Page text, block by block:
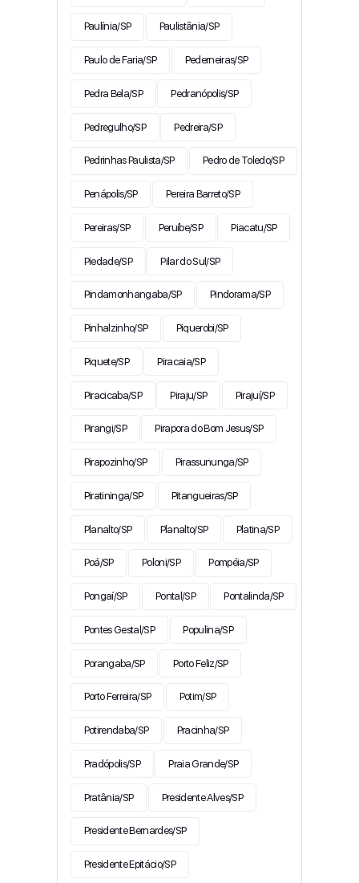
Paulínia/SP Paulistânia/SP
Paulo de Faria/SP Pederneiras/SP
Pedra Bela/SP Pedranópolis/SP
Pedregulho/SP Pedreira/SP
Pedrinhas Paulista/SP Pedro de Toledo/SP
Penápolis/SP Pereira Barreto/SP
Pereiras/SP Peruíbe/SP Piacatu/SP
Piedade/SP Pilar do Sul/SP
Pindamonhangaba/SP Pindorama/SP
Pinhalzinho/SP Piquerobi/SP
Piquete/SP Piracaia/SP
Piracicaba/SP Piraju/SP Pirajuí/SP
Pirangi/SP Pirapora do Bom Jesus/SP
Pirapozinho/SP Pirassununga/SP
Piratininga/SP Pitangueiras/SP
Planalto/SP Planalto/SP Platina/SP
Poá/SP Poloni/SP Pompéia/SP
Pongaí/SP Pontal/SP Pontalinda/SP
Pontes Gestal/SP Populina/SP
Porangaba/SP Porto Feliz/SP
Porto Ferreira/SP Potim/SP
Potirendaba/SP Pracinha/SP
Pradópolis/SP Praia Grande/SP
Pratânia/SP Presidente Alves/SP
Presidente Bernardes/SP
Presidente Epitácio/SP